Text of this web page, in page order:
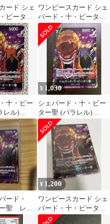
ード シェ
ピーター
レアパラ
ワンピースカード シェ
パード・十・ピーター
聖 R★ パラレル OP13-
084
十・ピー
レル)
¥ 1,030
シェパード・十・ピー
ター聖 (パラレル)
OP13-084
ード・
聖 レッ
¥ 1,200
ワンピースカード シェ
パード・十・ピーター
聖 OP13-084